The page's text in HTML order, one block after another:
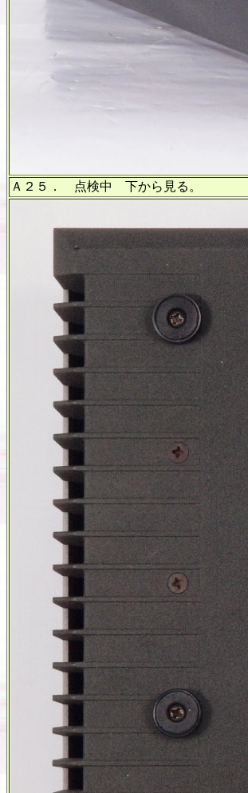
Ａ２５． 点検中 下から見る。